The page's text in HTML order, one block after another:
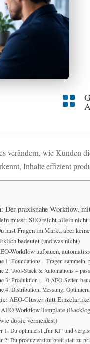

verändern, wie Kunden
Inhalte effizient
Der praxisnahe Workflow,
musst: SEO reicht allein nicht
hast Fragen im Markt, aber
bedeutet (und was nicht)
Workflow aufbauen,
1: Foundations – Fragen sammeln,
2: Tool-Stack & Automations –
3: Produktion – 10 AEO-Seiten
4: Distribution, Messung,
AEO-Cluster statt Einzelartikel
Workflow-Template
du sie vermeidest)
1: Du optimierst „für KI“ und
2: Du produzierst zu breit statt zu